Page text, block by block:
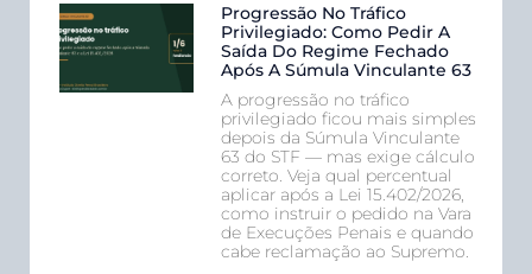
Progressão No Tráfico
Privilegiado: Como Pedir A
Saída Do Regime Fechado
Após A Súmula Vinculante 63
A progressão no tráfico
privilegiado ficou mais simples
depois da Súmula Vinculante
63 do STF — mas exige cálculo
correto. Veja qual percentual
aplicar após a Lei 15.402/2026,
como instruir o pedido na Vara
de Execuções Penais e quando
cabe reclamação ao Supremo.